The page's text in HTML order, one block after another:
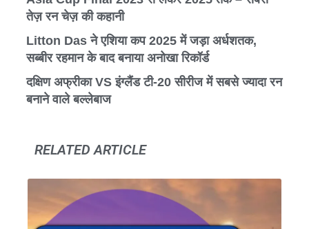
तेज़ रन चेज़ की कहानी
Litton Das ने एशिया कप 2025 में जड़ा अर्धशतक,
सब्बीर रहमान के बाद बनाया अनोखा रिकॉर्ड
दक्षिण अफ्रीका VS इंग्लैंड टी-20 सीरीज में सबसे ज्यादा रन
बनाने वाले बल्लेबाज
RELATED ARTICLE